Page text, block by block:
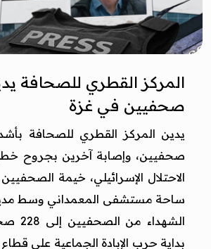
صحفيين في غزة
صحفيين، وإصابة آخرين بجروح
الاحتلال الإسرائيلي، خيمة
ساحة مستشفى المعمداني وسط
بداية حرب الإبادة الجماعية على